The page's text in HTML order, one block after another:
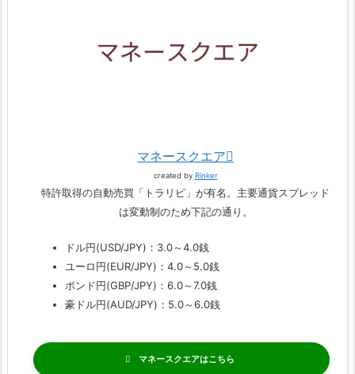
マネースクエア
created by Rinker
特許取得の自動売買「トラリピ」が有名。主要通貨スプレッド
は変動制のため下記の通り。
ドル円(USD/JPY)：3.0～4.0銭
ユーロ円(EUR/JPY)：4.0～5.0銭
ポンド円(GBP/JPY)：6.0～7.0銭
豪ドル円(AUD/JPY)：5.0～6.0銭
マネースクエア